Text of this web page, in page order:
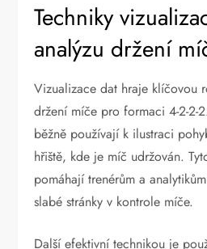
Techniky
analýzu držení
Vizualizace dat hraje klíčovou
držení míče pro formaci 4-2-2-
běžně používají k ilustraci
hřiště, kde je míč udržován.
pomáhají trenérům a
slabé stránky v kontrole míče.
Další efektivní technikou je